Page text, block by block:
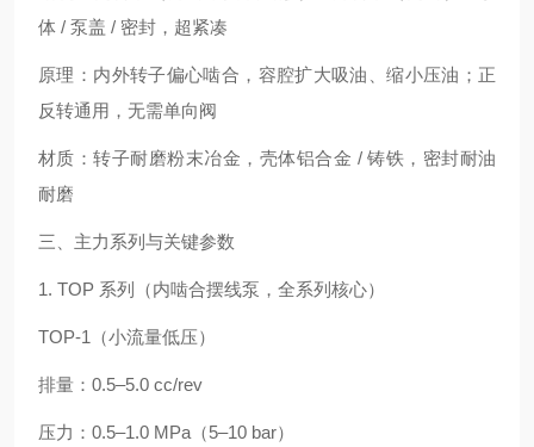
体 / 泵盖 / 密封，超紧凑
原理：内外转子偏心啮合，容腔扩大吸油、缩小压油；正
反转通用，无需单向阀
材质：转子耐磨粉末冶金，壳体铝合金 / 铸铁，密封耐油
耐磨
三、主力系列与关键参数
1. TOP 系列（内啮合摆线泵，全系列核心）
TOP‑1（小流量低压）
排量：0.5–5.0 cc/rev
压力：0.5–1.0 MPa（5–10 bar）